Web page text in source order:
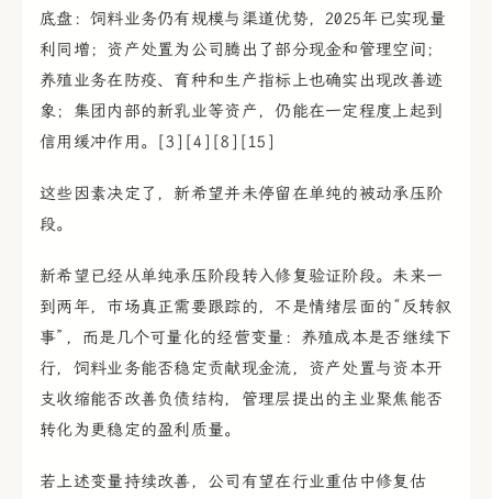
底盘：饲料业务仍有规模与渠道优势，2025年已实现量
利同增；资产处置为公司腾出了部分现金和管理空间；
养殖业务在防疫、育种和生产指标上也确实出现改善迹
象；集团内部的新乳业等资产，仍能在一定程度上起到
信用缓冲作用。[3][4][8][15]
这些因素决定了，新希望并未停留在单纯的被动承压阶
段。
新希望已经从单纯承压阶段转入修复验证阶段。未来一
到两年，市场真正需要跟踪的，不是情绪层面的“反转叙
事”，而是几个可量化的经营变量：养殖成本是否继续下
行，饲料业务能否稳定贡献现金流，资产处置与资本开
支收缩能否改善负债结构，管理层提出的主业聚焦能否
转化为更稳定的盈利质量。
若上述变量持续改善，公司有望在行业重估中修复估